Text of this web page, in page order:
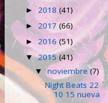
► 2018(41)
► 2017 (66)
► 2016 (51)
▼2015(41)
▼noviembre(7)
Night Beats 22
10 15 nueva